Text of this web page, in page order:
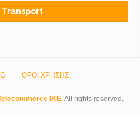
Transport
ΟΡΟΙ ΧΡΗΣΗΣ
IKE.All rights reserved.